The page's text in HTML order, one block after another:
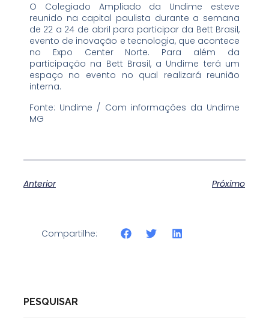
O Colegiado Ampliado da Undime esteve
reunido na capital paulista durante a semana
de 22 a 24 de abril para participar da Bett Brasil,
evento de inovação e tecnologia, que acontece
no Expo Center Norte. Para além da
participação na Bett Brasil, a Undime terá um
espaço no evento no qual realizará reunião
interna.
Fonte: Undime / Com informações da Undime
MG
Anterior Próximo
Compartilhe:
PESQUISAR